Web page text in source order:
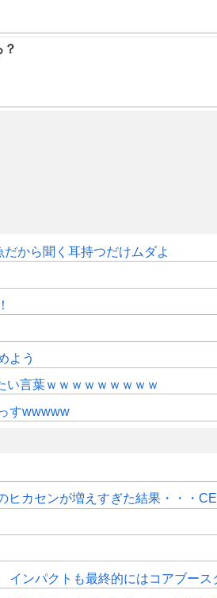
から聞く耳持つだけムダよ
よう
言葉ｗｗｗｗｗｗｗｗｗ
すwwwww
カセンが増えすぎた結果・・・
パクトも最終的にはコアブース